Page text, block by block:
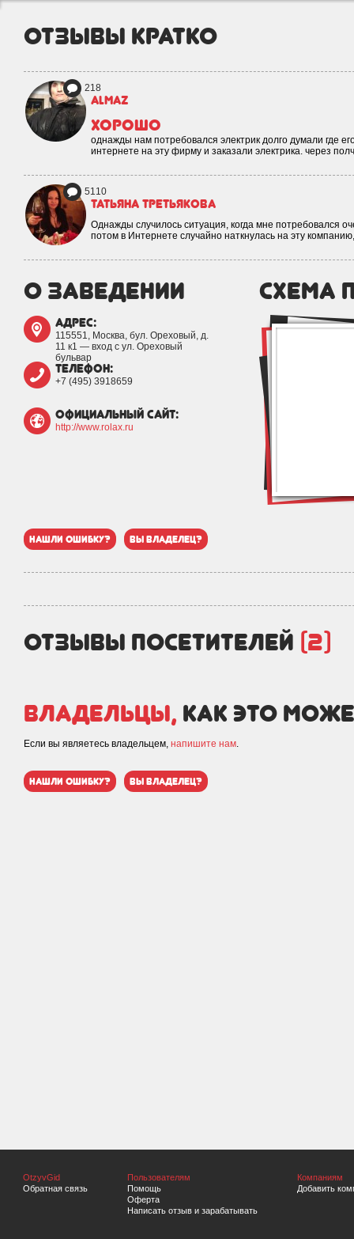
отзывы кратко
218
Almaz
хорошо
однажды нам потребовался электрик долго думали где
интернете на эту фирму и заказали электрика. через
5110
Татьяна Третьякова
Однажды случилось ситуация, когда мне потребовался
потом в Интернете случайно наткнулась на эту
о заведении
адрес:
115551, Москва, бул. Ореховый, д.
11 к1 — вход с ул. Ореховый
бульвар
телефон:
+7 (495) 3918659
официальный сайт:
http://www.rolax.ru
схема
нашли ошибку? вы владелец?
отзывы посетителей (2)
Владельцы, как это
Если вы являетесь владельцем, напишите нам.
нашли ошибку? вы владелец?
OtzyvGid
Обратная связь
Пользователям
Помощь
Оферта
Написать отзыв и зарабатывать
Компаниям
Добавить